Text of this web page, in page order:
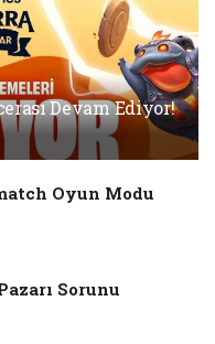
Devam Ediyor!
Oyun Modu
Sorunu